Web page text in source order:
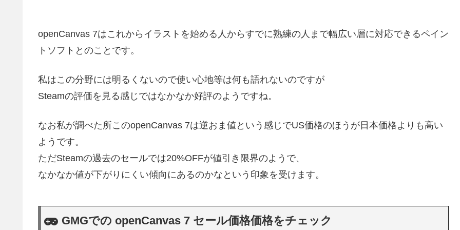
openCanvas 7はこれからイラストを始める人からすでに熟練の人まで幅広い層に対応できるペイン
トソフトとのことです。
私はこの分野には明るくないので使い心地等は何も語れないのですが
Steamの評価を見る感じではなかなか好評のようですね。
なお私が調べた所このopenCanvas 7は逆おま値という感じでUS価格のほうが日本価格よりも高い
ようです。
ただSteamの過去のセールでは20%OFFが値引き限界のようで、
なかなか値が下がりにくい傾向にあるのかなという印象を受けます。
GMGでの openCanvas 7 セール価格価格をチェック